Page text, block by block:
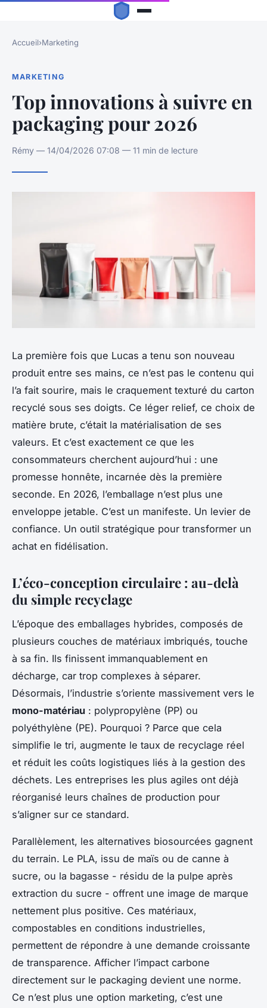
Accueil›Marketing
MARKETING
Top innovations à suivre en
packaging pour 2026
Rémy — 14/04/2026 07:08 — 11 min de lecture
La première fois que Lucas a tenu son nouveau
produit entre ses mains, ce n’est pas le contenu qui
l’a fait sourire, mais le craquement texturé du carton
recyclé sous ses doigts. Ce léger relief, ce choix de
matière brute, c’était la matérialisation de ses
valeurs. Et c’est exactement ce que les
consommateurs cherchent aujourd’hui : une
promesse honnête, incarnée dès la première
seconde. En 2026, l’emballage n’est plus une
enveloppe jetable. C’est un manifeste. Un levier de
confiance. Un outil stratégique pour transformer un
achat en fidélisation.
L’éco-conception circulaire : au-delà
du simple recyclage
L’époque des emballages hybrides, composés de
plusieurs couches de matériaux imbriqués, touche
à sa fin. Ils finissent immanquablement en
décharge, car trop complexes à séparer.
Désormais, l’industrie s’oriente massivement vers le
mono-matériau : polypropylène (PP) ou
polyéthylène (PE). Pourquoi ? Parce que cela
simplifie le tri, augmente le taux de recyclage réel
et réduit les coûts logistiques liés à la gestion des
déchets. Les entreprises les plus agiles ont déjà
réorganisé leurs chaînes de production pour
s’aligner sur ce standard.
Parallèlement, les alternatives biosourcées gagnent
du terrain. Le PLA, issu de maïs ou de canne à
sucre, ou la bagasse - résidu de la pulpe après
extraction du sucre - offrent une image de marque
nettement plus positive. Ces matériaux,
compostables en conditions industrielles,
permettent de répondre à une demande croissante
de transparence. Afficher l’impact carbone
directement sur le packaging devient une norme.
Ce n’est plus une option marketing, c’est une